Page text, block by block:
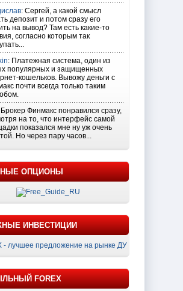
: Сергей, а какой смысл
депозит и потом сразу его
на вывод? Там есть какие-то
согласно которым так
: Платежная система, один из
популярных и защищенных
кошельков. Вывожу деньги с
почти всегда только таким
Финмакс понравился сразу,
на то, что интерфейс самой
показался мне ну уж очень
Но через пару часов...
ОПЦИОНЫ
ИНВЕСТИЦИИ
FOREX